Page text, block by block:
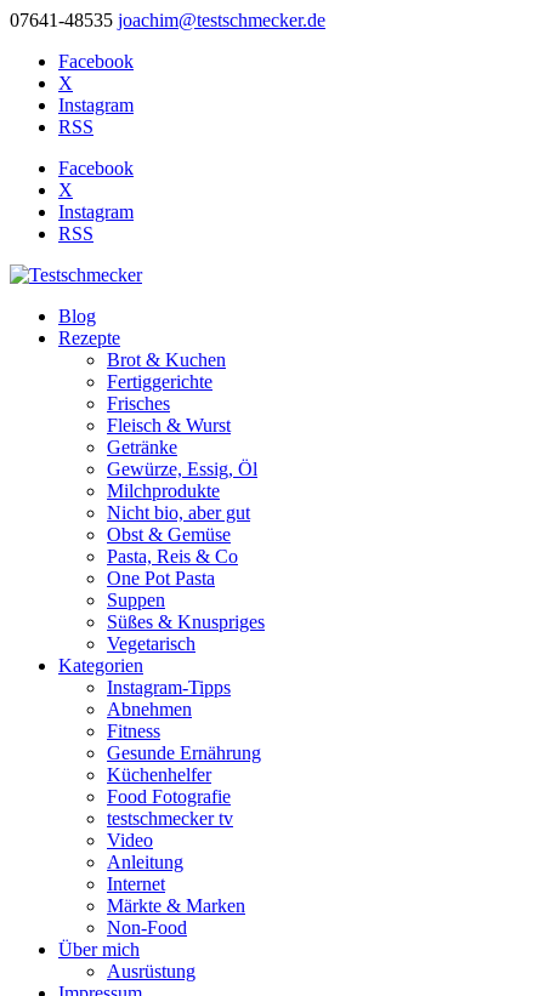
07641-48535 joachim@testschmecker.de
Facebook
X
Instagram
RSS
Facebook
X
Instagram
RSS
Blog
Rezepte
Brot & Kuchen
Fertiggerichte
Frisches
Fleisch & Wurst
Getränke
Gewürze, Essig, Öl
Milchprodukte
Nicht bio, aber gut
Obst & Gemüse
Pasta, Reis & Co
One Pot Pasta
Suppen
Süßes & Knuspriges
Vegetarisch
Kategorien
Instagram-Tipps
Abnehmen
Fitness
Gesunde Ernährung
Küchenhelfer
Food Fotografie
testschmecker tv
Video
Anleitung
Internet
Märkte & Marken
Non-Food
Über mich
Ausrüstung